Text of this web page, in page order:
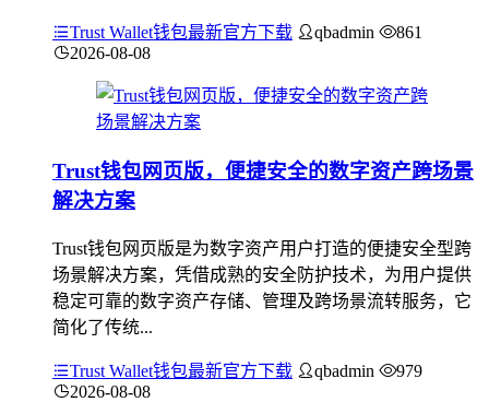
Trust Wallet钱包最新官方下载 qbadmin
861
2026-08-08
Trust钱包网页版，便捷安全的数字资产跨场景
解决方案
Trust钱包网页版是为数字资产用户打造的便捷安全型跨
场景解决方案，凭借成熟的安全防护技术，为用户提供
稳定可靠的数字资产存储、管理及跨场景流转服务，它
简化了传统...
Trust Wallet钱包最新官方下载 qbadmin
979
2026-08-08